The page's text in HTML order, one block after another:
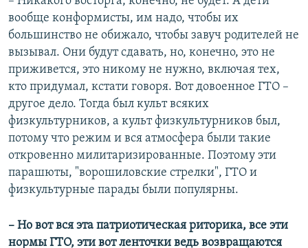
вообще конформисты, им надо, чтобы их
большинство не обижало, чтобы завуч родителей не
вызывал. Они будут сдавать, но, конечно, это не
приживется, это никому не нужно, включая тех,
кто придумал, кстати говоря. Вот довоенное ГТО –
другое дело. Тогда был культ всяких
физкультурников, а культ физкультурников был,
потому что режим и вся атмосфера были такие
откровенно милитаризированные. Поэтому эти
парашюты, "ворошиловские стрелки", ГТО и
физкультурные парады были популярны.
– Но вот вся эта патриотическая риторика, все эти
нормы ГТО, эти вот ленточки ведь возвращаются